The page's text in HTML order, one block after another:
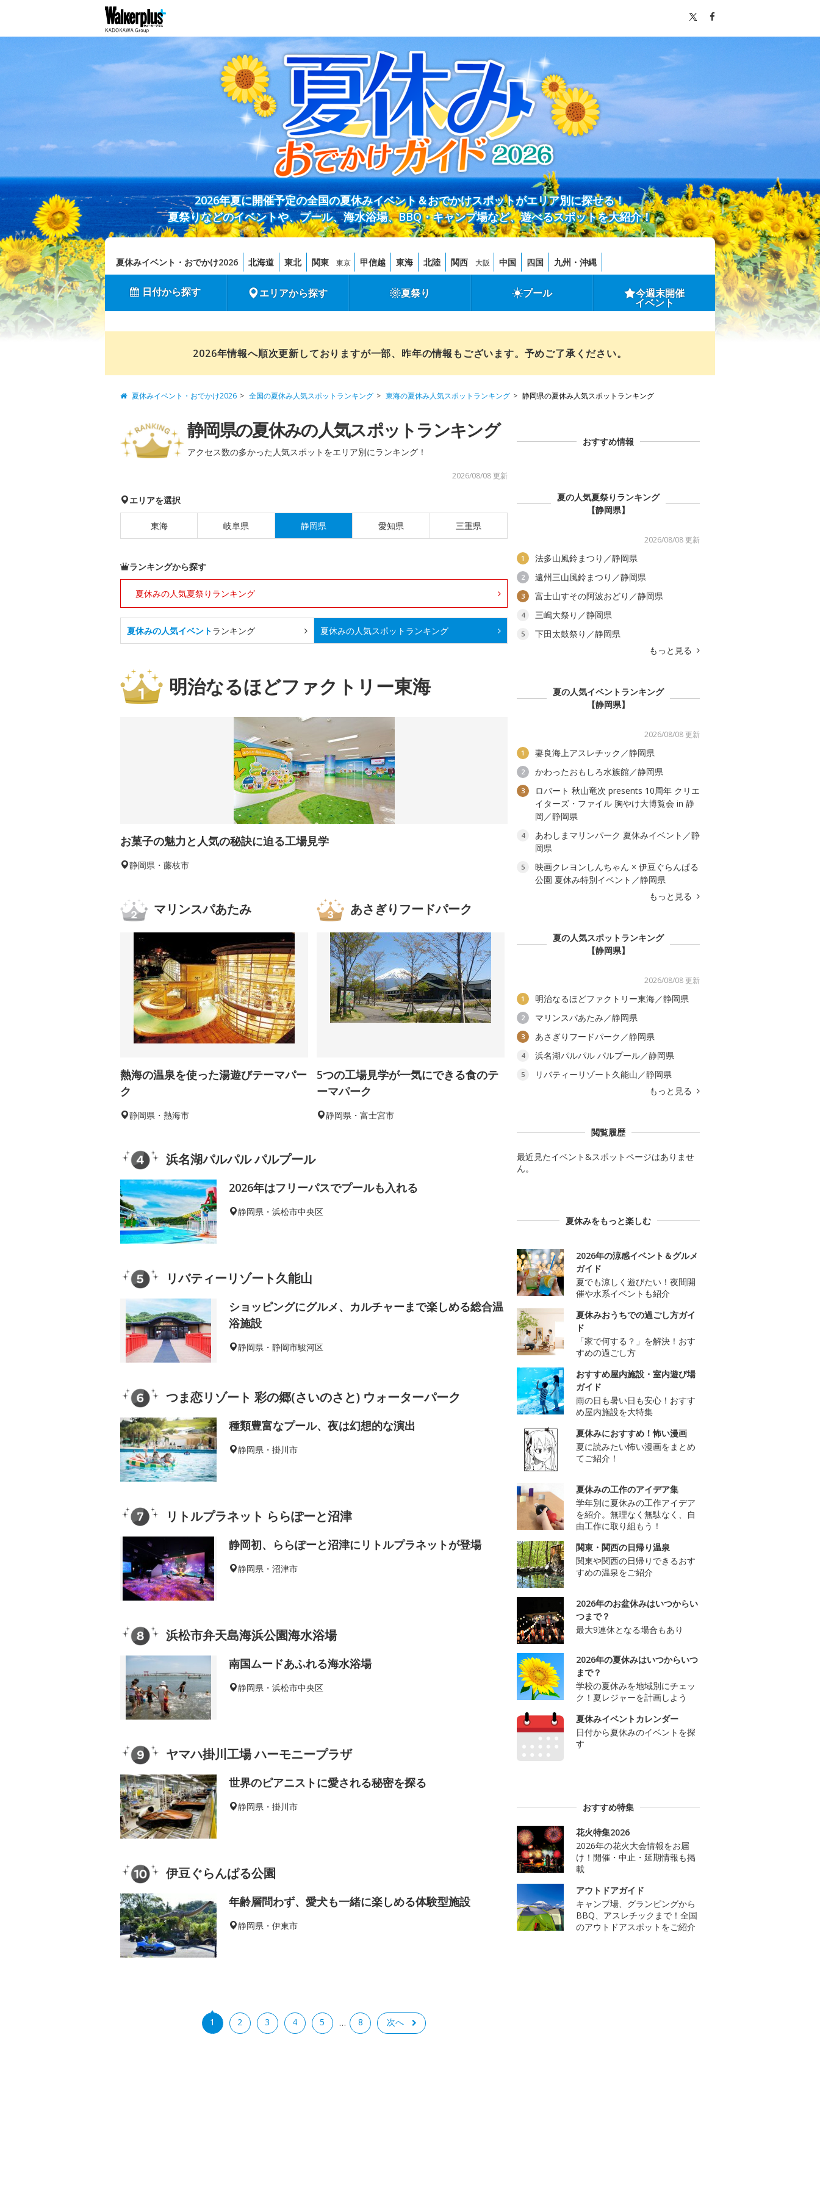
2026年夏に開催予定の全国の夏休みイベント＆おでかけスポットがエリア別に探せる！
夏祭りなどのイベントや、プール、海水浴場、BBQ・キャンプ場など、遊べるスポットを大紹介！
夏休みイベント・おでかけ2026 北海道 東北 関東 東京 甲信越 東海 北陸 関西 大阪 中国 四国 九州・沖縄
日付から探す エリアから探す 夏祭り プール 今週末開催
イベント
2026年情報へ順次更新しておりますが一部、昨年の情報もございます。予めご了承ください。
夏休みイベント・おでかけ2026 全国の夏休み人気スポットランキング 東海の夏休み人気スポットランキング 静岡県の夏休み人気スポットランキング
静岡県の夏休みの人気スポットランキング
アクセス数の多かった人気スポットをエリア別にランキング！
2026/08/08 更新
エリアを選択
東海 岐阜県 静岡県 愛知県 三重県
ランキングから探す
夏休みの人気夏祭りランキング
夏休みの人気イベントランキング 夏休みの人気スポット ランキング
明治なるほどファクトリー東海
お菓子の魅力と人気の秘訣に迫る工場見学
静岡県・藤枝市
マリンスパあたみ
熱海の温泉を使った湯遊びテーマパー
ク
静岡県・熱海市
あさぎりフードパーク
5つの工場見学が一気にできる食のテ
ーマパーク
静岡県・富士宮市
浜名湖パルパル パルプール
2026年はフリーパスでプールも入れる
静岡県・浜松市中央区
リバティーリゾート久能山
ショッピングにグルメ、カルチャーまで楽しめる総合温
浴施設
静岡県・静岡市駿河区
つま恋リゾート 彩の郷(さいのさと) ウォーターパーク
種類豊富なプール、夜は幻想的な演出
静岡県・掛川市
リトルプラネット ららぽーと沼津
静岡初、ららぽーと沼津にリトルプラネットが登場
静岡県・沼津市
浜松市弁天島海浜公園海水浴場
南国ムードあふれる海水浴場
静岡県・浜松市中央区
ヤマハ掛川工場 ハーモニープラザ
世界のピアニストに愛される秘密を探る
静岡県・掛川市
伊豆ぐらんぱる公園
年齢層問わず、愛犬も一緒に楽しめる体験型施設
静岡県・伊東市
1 2 3 4 5 … 8 次へ
おすすめ情報
夏の人気夏祭りランキング
【静岡県】
2026/08/08 更新
1 法多山風鈴まつり／静岡県
2 遠州三山風鈴まつり／静岡県
3 富士山すその阿波おどり／静岡県
4 三嶋大祭り／静岡県
5
下田太鼓祭り／静岡県
もっと見る
夏の人気イベントランキング
【静岡県】
2026/08/08 更新
1 妻良海上アスレチック／静岡県
2 かわったおもしろ水族館／静岡県
3
ロバート 秋山竜次 presents 10周年 クリエ
イターズ・ファイル 胸やけ大博覧会 in 静
岡／静岡県
4
あわしまマリンパーク 夏休みイベント／静
岡県
5
映画クレヨンしんちゃん × 伊豆ぐらんぱる
公園 夏休み特別イベント／静岡県
もっと見る
夏の人気スポットランキング
【静岡県】
2026/08/08 更新
1 明治なるほどファクトリー東海／静岡県
2 マリンスパあたみ／静岡県
3 あさぎりフードパーク／静岡県
4 浜名湖パルパル パルプール／静岡県
5
リバティーリゾート久能山／静岡県
もっと見る
閲覧履歴
最近見たイベント&スポットページはありませ
ん。
夏休みをもっと楽しむ
2026年の涼感イベント＆グルメ
ガイド
夏でも涼しく遊びたい！夜間開
催や水系イベントも紹介
夏休みおうちでの過ごし方ガイ
ド
「家で何する？」を解決！おす
すめの過ごし方
おすすめ屋内施設・室内遊び場
ガイド
雨の日も暑い日も安心！おすす
め屋内施設を大特集
夏休みにおすすめ！怖い漫画
夏に読みたい怖い漫画をまとめ
てご紹介！
夏休みの工作のアイデア集
学年別に夏休みの工作アイデア
を紹介。無理なく無駄なく、自
由工作に取り組もう！
関東・関西の日帰り温泉
関東や関西の日帰りできるおす
すめの温泉をご紹介
2026年のお盆休みはいつからい
つまで？
最大9連休となる場合もあり
2026年の夏休みはいつからいつ
まで？
学校の夏休みを地域別にチェッ
ク！夏レジャーを計画しよう
夏休みイベントカレンダー
日付から夏休みのイベントを探
す
おすすめ特集
花火特集2026
2026年の花火大会情報をお届
け！開催・中止・延期情報も掲
載
アウトドアガイド
キャンプ場、グランピングから
BBQ、アスレチックまで！全国
のアウトドアスポットをご紹介